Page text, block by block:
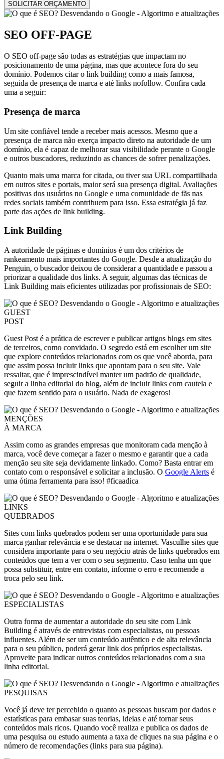
SEO OFF-PAGE
O SEO off-page são todas as estratégias que impactam no
posicionamento de uma página, mas que acontece fora do seu
domínio. Podemos citar o link building como a mais famosa,
seguida de presença de marca e até links nofollow. Confira cada
uma a seguir:
Presença de marca
Um site confiável tende a receber mais acessos. Mesmo que a
presença de marca não exerça impacto direto na autoridade de um
domínio, ela é capaz de melhorar sua visibilidade perante o Google
e outros buscadores, reduzindo as chances de sofrer penalizações.
Quanto mais uma marca for citada, ou tiver sua URL compartilhada
em outros sites e portais, maior será sua presença digital. Avaliações
positivas dos usuários no Google e uma comunidade de fãs nas
redes sociais também contribuem para isso. Essa estratégia já faz
parte das ações de link building.
Link Building
A autoridade de páginas e domínios é um dos critérios de
rankeamento mais importantes do Google. Desde a atualização do
Penguin, o buscador deixou de considerar a quantidade e passou a
priorizar a qualidade dos links. A seguir, algumas das técnicas de
Link Building mais eficientes utilizadas por profissionais de SEO:
GUEST
POST
Guest Post é a prática de escrever e publicar artigos blogs em sites
de terceiros, como convidado. O segredo está em escolher um site
que explore conteúdos relacionados com os que você aborda, para
que assim possa incluir links que apontam para o seu site. Vale
ressaltar, que é imprescindível manter um padrão de qualidade,
seguir a linha editorial do blog, além de incluir links com cautela e
que fazem sentido para o usuário. Nada de exageros!
MENÇÕES
À MARCA
Assim como as grandes empresas que monitoram cada menção à
marca, você deve começar a fazer o mesmo e garantir que a cada
menção seu site seja devidamente linkado. Como? Basta entrar em
contato com o responsável e solicitar a inclusão. O Google Alerts é
uma ótima ferramenta para isso! #ficaadica
LINKS
QUEBRADOS
Sites com links quebrados podem ser uma oportunidade para sua
marca ganhar relevância e se destacar na internet. Vasculhe sites que
considera importante para o seu negócio atrás de links quebrados em
conteúdos que tem a ver com o seu segmento. Caso tenha um que
possa substituir, entre em contato, informe o erro e recomende a
troca pelo seu link.
ESPECIALISTAS
Outra forma de aumentar a autoridade do seu site com Link
Building é através de entrevistas com especialistas, ou pessoas
influentes. Além de ser um conteúdo autêntico e de alta relevância
para o seu público, poderá gerar link dos próprios especialistas.
Aproveite para indicar outros conteúdos relacionados com a sua
linha editorial.
PESQUISAS
Você já deve ter percebido o quanto as pessoas buscam por dados e
estatísticas para embasar suas teorias, ideias e até tornar seus
conteúdos mais ricos. Quando você realiza e publica os dados de
uma pesquisa ou estudo aumenta a taxa de cliques na sua página e o
número de recomendações (links para sua página).